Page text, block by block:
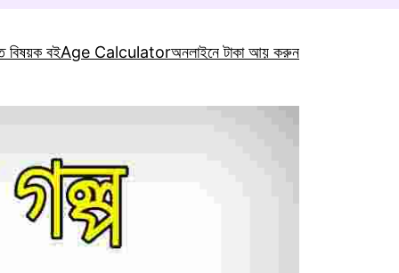
বিষয়ক বইAge Calculatorঅনলাইনে টাকা আয় করুন